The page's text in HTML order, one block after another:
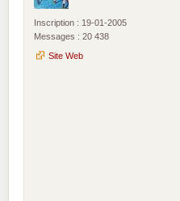
Inscription : 19-01-2005
Messages : 20 438
Site Web